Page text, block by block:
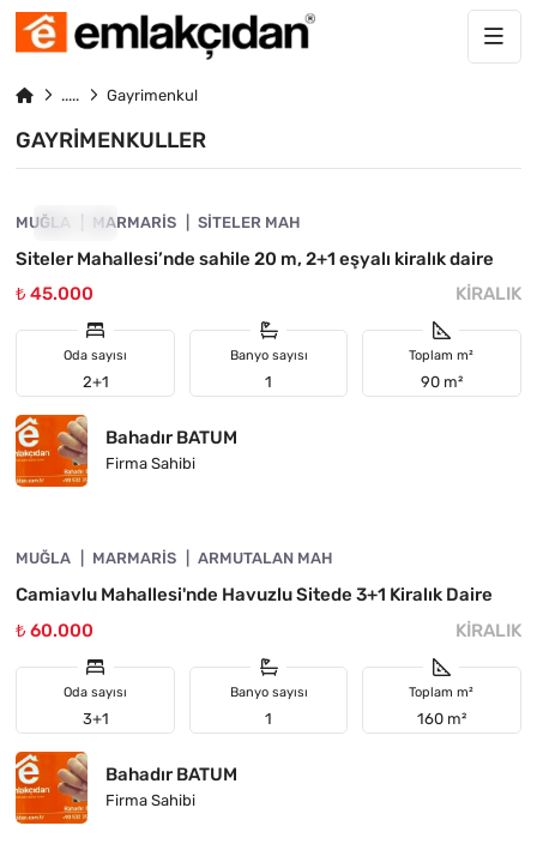
Gayrimenkul
GAYRIMENKULLER
KIRALIK
MUĞLA MARMARIS SITELER MAH
Siteler Mahallesi’nde sahile 20 m, 2+1 eşyalı kiralık daire
₺ 45.000
KIRALIK
Oda sayısı
2+1
Banyo sayısı
1
Toplam m²
90 m²
Bahadır BATUM
Firma Sahibi
ÖNE ÇIKAN
MUĞLA MARMARIS ARMUTALAN MAH
Camiavlu Mahallesi'nde Havuzlu Sitede 3+1 Kiralık Daire
₺ 60.000
KIRALIK
Oda sayısı
3+1
Banyo sayısı
1
Toplam m²
160 m²
Bahadır BATUM
Firma Sahibi